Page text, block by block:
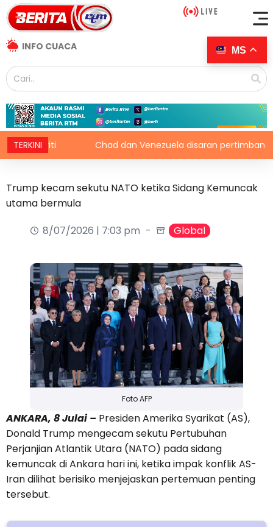
INFO CUACA
TERKINI Chad dan Venezuela disaran pertimbang
Trump kecam sekutu NATO ketika Sidang Kemuncak
utama bermula
8/07/2026 | 7:03 pm
Global
Foto AFP
ANKARA, 8 Julai – Presiden Amerika Syarikat (AS),
Donald Trump mengecam sekutu Pertubuhan
Perjanjian Atlantik Utara (NATO) pada sidang
kemuncak di Ankara hari ini, ketika impak konflik AS-
Iran dilihat berisiko menjejaskan pertemuan penting
tersebut.
MS